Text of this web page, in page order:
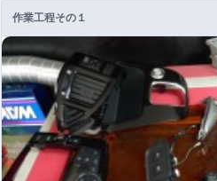
作業工程その１